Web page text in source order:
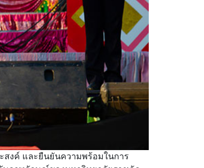
สงค์ และยืนยันความพร้อมในการ